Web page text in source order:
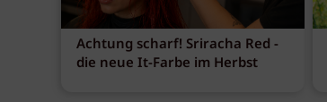
Achtung scharf! Sriracha Red -
die neue It-Farbe im Herbst